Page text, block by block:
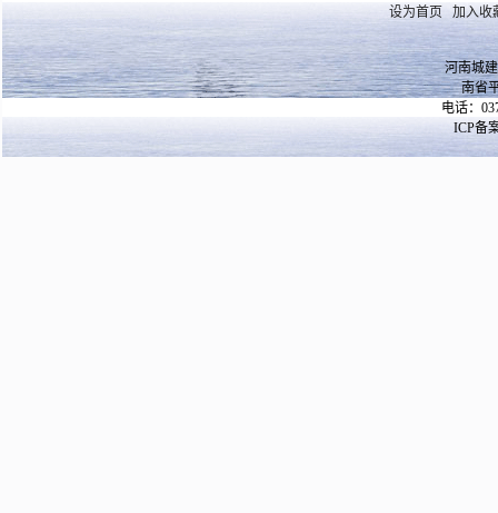
设为首页 加入收
河南城
南省
电话：
ICP备